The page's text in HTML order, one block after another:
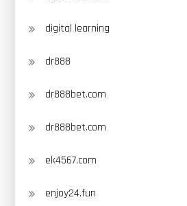
digital learning
dr888
dr888bet.com
dr888bet.com
ek4567.com
enjoy24.fun